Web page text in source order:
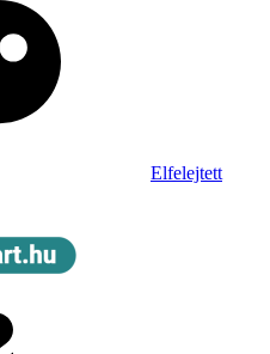
Elfelejtett